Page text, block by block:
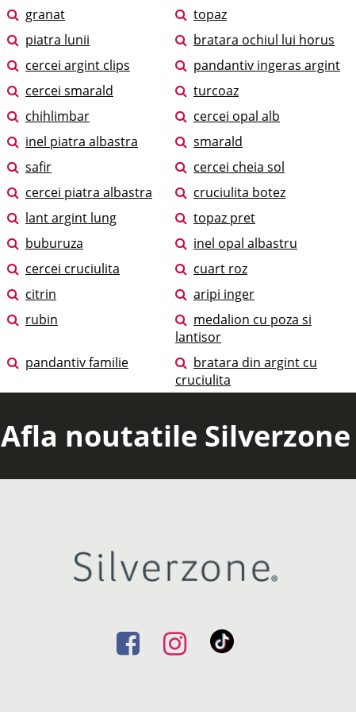
granat
topaz
piatra lunii
bratara ochiul lui horus
cercei argint clips
pandantiv ingeras argint
cercei smarald
turcoaz
chihlimbar
cercei opal alb
inel piatra albastra
smarald
safir
cercei cheia sol
cercei piatra albastra
cruciulita botez
lant argint lung
topaz pret
buburuza
inel opal albastru
cercei cruciulita
cuart roz
citrin
aripi inger
rubin
medalion cu poza si
lantisor
pandantiv familie
bratara din argint cu
cruciulita
Afla noutatile Silverzone